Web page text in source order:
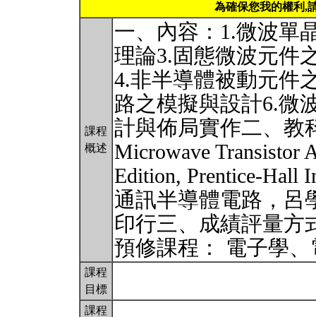
為確保您我的權利,
課程
概述
一、內容：1.微波單
理論3.固態微波元件
4.非半導體被動元件
路之模擬與設計6.微
計與佈局實作二、教
Microwave Transistor
Edition, Prentice-Hall
通訊半導體電路，呂
印行三、成績評量方
預修課程： 電子學
課程
目標
課程